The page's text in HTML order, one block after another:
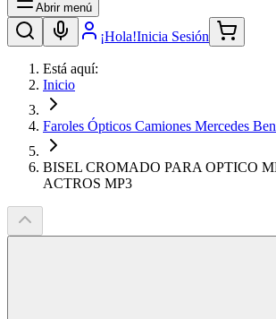
Abrir menú
¡Hola!Inicia Sesión
Está aquí:
Inicio
Faroles Ópticos Camiones Mercedes
BISEL CROMADO PARA OPTICO
ACTROS MP3